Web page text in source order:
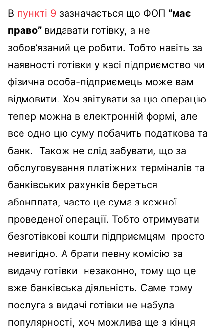
В пункті 9 зазначається що ФОП “має
право” видавати готівку, а не
зобов’язаний це робити. Тобто навіть за
наявності готівки у касі підприємство чи
фізична особа-підприємець може вам
відмовити. Хоч звітувати за цю операцію
тепер можна в електронній формі, але
все одно цю суму побачить податкова та
банк. Також не слід забувати, що за
обслуговування платіжних терміналів та
банківських рахунків береться
абонплата, часто це сума з кожної
проведеної операції. Тобто отримувати
безготівкові кошти підприємцям просто
невигідно. А брати певну комісію за
видачу готівки незаконно, тому що це
вже банківська діяльність. Саме тому
послуга з видачі готівки не набула
популярності, хоч можлива ще з кінця